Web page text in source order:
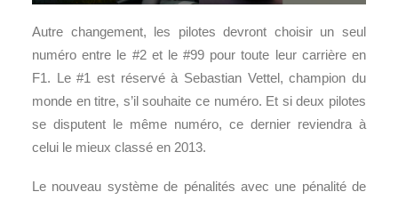
Autre changement, les pilotes devront choisir un seul
numéro entre le #2 et le #99 pour toute leur carrière en
F1. Le #1 est réservé à Sebastian Vettel, champion du
monde en titre, s’il souhaite ce numéro. Et si deux pilotes
se disputent le même numéro, ce dernier reviendra à
celui le mieux classé en 2013.
Le nouveau système de pénalités avec une pénalité de